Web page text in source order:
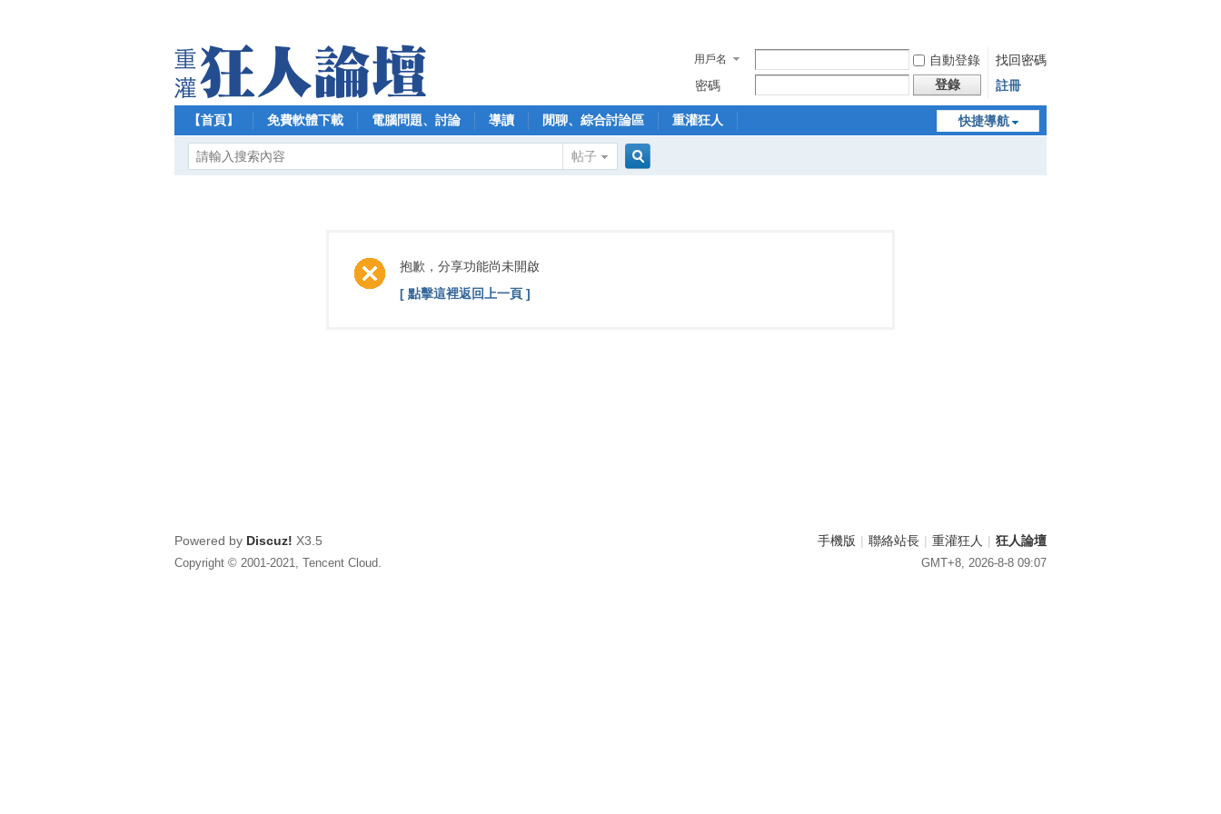
用戶名 自動登錄
找回密碼
密碼
登錄 註冊
快捷導航
【首頁】 免費軟體下載 電腦問題、討論 導讀 閒聊、綜合討論區 重灌狂人
帖子
抱歉，分享功能尚未開啟
[ 點擊這裡返回上一頁 ]
手機版 | 聯絡站長 | 重灌狂人 | 狂人論壇
GMT+8, 2026-8-8 09:07
Powered by Discuz! X3.5
Copyright © 2001-2021, Tencent Cloud.